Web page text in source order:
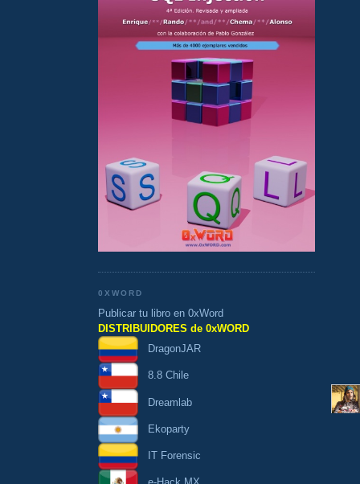
0XWORD
Publicar tu libro en 0xWord
DISTRIBUIDORES de 0xWORD
DragonJAR
8.8 Chile
Dreamlab
Ekoparty
IT Forensic